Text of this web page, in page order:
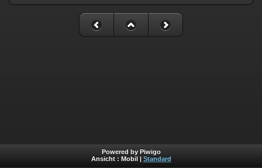
Powered by Piwigo
Ansicht : Mobil Standard